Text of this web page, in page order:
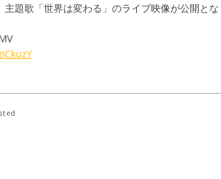
題歌「世界は変わる」のライブ映像が公開とな